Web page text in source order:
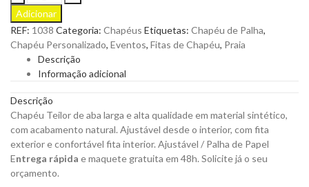
Teilor
com
Aba
Larga
de
Alta
em
Material
Sintético
para
Personalizar
quantity
Adicionar
REF: 1038 Categoria: Chapéus Etiquetas: Chapéu de Palha,
Chapéu Personalizado, Eventos, Fitas de Chapéu, Praia
Descrição
Informação adicional
Descrição
Chapéu Teilor de aba larga e alta qualidade em material sintético,
com acabamento natural. Ajustável desde o interior, com fita
exterior e confortável fita interior. Ajustável / Palha de Papel
Entrega rápida e maquete gratuita em 48h. Solicite já o seu
orçamento.